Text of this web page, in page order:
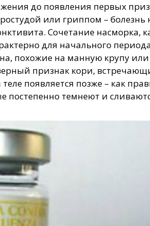
до появления первых
или гриппом –
Сочетание насморка,
для начального
похожие на манную крупу
признак кори,
теле появляется позже – как
постепенно темнеют и